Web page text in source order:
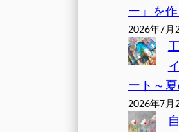
ー」を作
2026年7月
ート～夏
2026年7月